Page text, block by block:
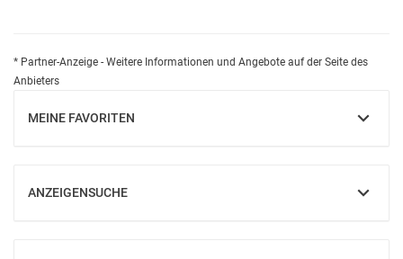
* Partner-Anzeige - Weitere Informationen und Angebote auf der Seite des
Anbieters
MEINE FAVORITEN
EINBLENDEN
ANZEIGENSUCHE
EINBLENDEN